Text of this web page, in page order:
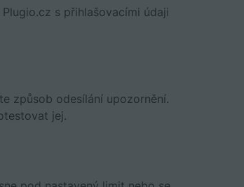
s přihlašovacími údaji
způsob odesílání upozornění.
jej.